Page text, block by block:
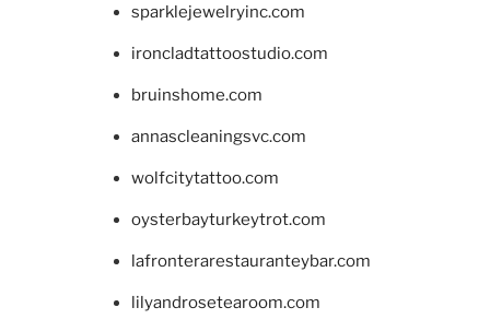
sparklejewelryinc.com
ironcladtattoostudio.com
bruinshome.com
annascleaningsvc.com
wolfcitytattoo.com
oysterbayturkeytrot.com
lafronterarestauranteybar.com
lilyandrosetearoom.com